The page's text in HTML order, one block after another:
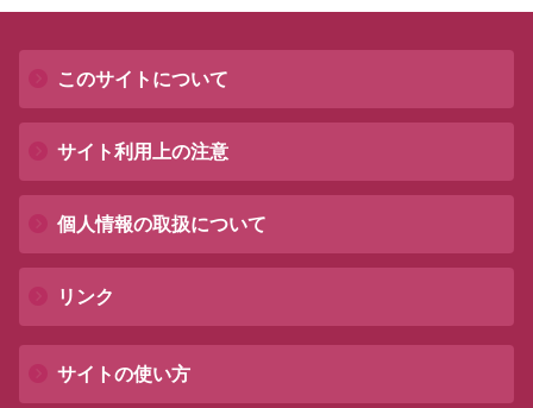
このサイトについて
サイト利用上の注意
個人情報の取扱について
リンク
サイトの使い方